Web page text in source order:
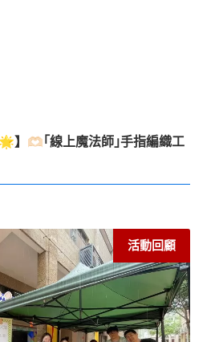
】🫶🏻｢線上魔法師｣手指編織工
活動回顧